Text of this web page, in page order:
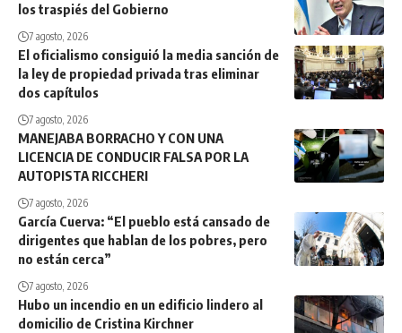
los traspiés del Gobierno
7 agosto, 2026
El oficialismo consiguió la media sanción de
la ley de propiedad privada tras eliminar
dos capítulos
7 agosto, 2026
MANEJABA BORRACHO Y CON UNA
LICENCIA DE CONDUCIR FALSA POR LA
AUTOPISTA RICCHERI
7 agosto, 2026
García Cuerva: “El pueblo está cansado de
dirigentes que hablan de los pobres, pero
no están cerca”
7 agosto, 2026
Hubo un incendio en un edificio lindero al
domicilio de Cristina Kirchner